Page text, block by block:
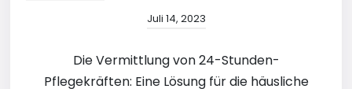
Juli 14, 2023
Die Vermittlung von 24-Stunden-
Pflegekräften: Eine Lösung für die häusliche